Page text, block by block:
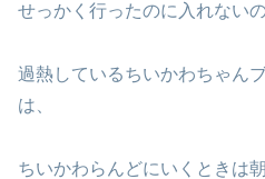
せっかく行ったのに入れない
過熱しているちいかわちゃん
は、
ちいかわらんどにいくときは